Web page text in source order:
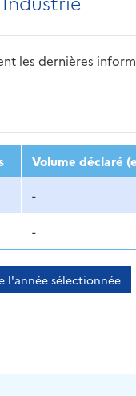
les dernières
2015
Volume déclaré
-
-
l'année sélectionnée